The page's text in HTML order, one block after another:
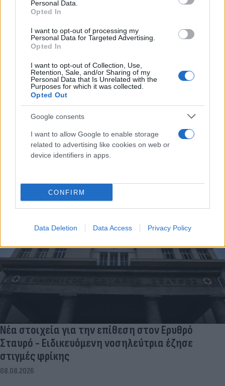
Personal Data.
Opted In
I want to opt-out of processing my
Personal Data for Targeted Advertising.
Opted In
I want to opt-out of Collection, Use,
Retention, Sale, and/or Sharing of my
Personal Data that Is Unrelated with the
Purposes for which it was collected.
Opted Out
Google consents
I want to allow Google to enable storage
related to advertising like cookies on web or
device identifiers in apps.
CONFIRM
Data Deletion Data Access Privacy Policy
Έγκλημα στην Κυψέλη: Οι... περιπέτειες του
26χρονου, ο γάμος, η ξαφνική αλλαγή και η
μοιραία νύχτα
Νέα στοιχεία για την επίθεση στον Ερυθρό
Σταυρό - Ειδικευόμενη νοσηλεύτρια έζησε
στιγμές φρίκης
08.08.2026